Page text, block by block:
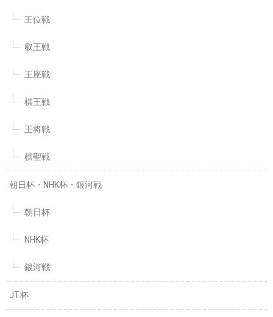
王位戦
叡王戦
王座戦
棋王戦
王将戦
棋聖戦
朝日杯・NHK杯・銀河戦
朝日杯
NHK杯
銀河戦
JT杯